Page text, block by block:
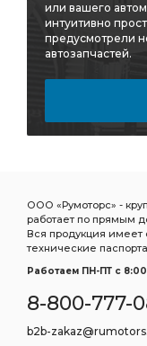
или вашего
интуитивно
предусмотрели
автозапчастей.
ООО «Румоторс» -
работает по прямым
Вся продукция имеет
технические
Работаем ПН-ПТ c
8-800-777-
b2b-